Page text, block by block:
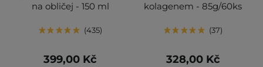
na obličej - 150 ml
435
399,00 Kč
kolagenem - 85g/60ks
37
328,00 Kč